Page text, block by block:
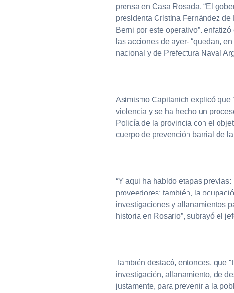
prensa en Casa Rosada. “El
presidenta Cristina Fernández
Berni por este operativo”,
las acciones de ayer- “quedan,
nacional y de Prefectura Naval
Asimismo Capitanich explicó que
violencia y se ha hecho un
Policía de la provincia con el
cuerpo de prevención barrial de
“Y aquí ha habido etapas
proveedores; también, la
investigaciones y allanamientos
historia en Rosario”, subrayó el
También destacó, entonces, que
investigación, allanamiento, de
justamente, para prevenir a la